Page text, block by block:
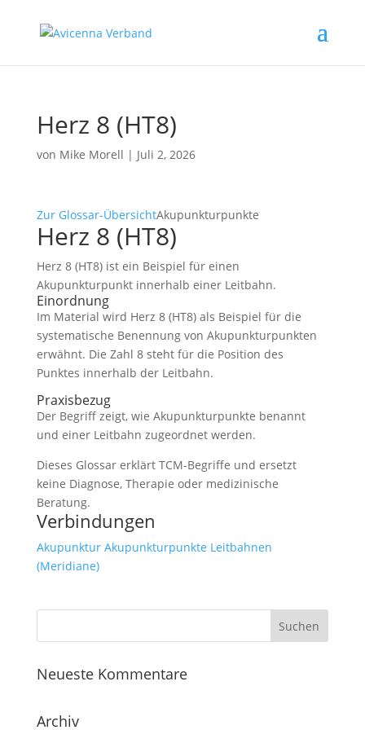
Herz 8 (HT8)
von Mike Morell | Juli 2, 2026
Zur Glossar-ÜbersichtAkupunkturpunkte
Herz 8 (HT8)
Herz 8 (HT8) ist ein Beispiel für einen
Akupunkturpunkt innerhalb einer Leitbahn.
Einordnung
Im Material wird Herz 8 (HT8) als Beispiel für die
systematische Benennung von Akupunkturpunkten
erwähnt. Die Zahl 8 steht für die Position des
Punktes innerhalb der Leitbahn.
Praxisbezug
Der Begriff zeigt, wie Akupunkturpunkte benannt
und einer Leitbahn zugeordnet werden.
Dieses Glossar erklärt TCM-Begriffe und ersetzt
keine Diagnose, Therapie oder medizinische
Beratung.
Verbindungen
Akupunktur Akupunkturpunkte Leitbahnen
(Meridiane)
Neueste Kommentare
Archiv